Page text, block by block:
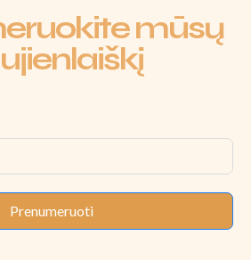
mūsų
Prenumeruoti